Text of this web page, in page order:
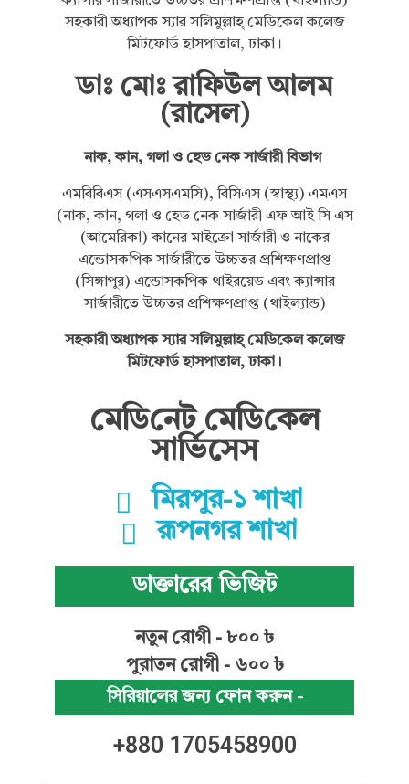
ডাঃ মোঃ রাফিউল আলম
(রাসেল)
নাক, কান, গলা ও হেড নেক সার্জারী বিভাগ
এমবিবিএস (এসএসএমসি), বিসিএস (স্বাস্থ্য) এমএস
(নাক, কান, গলা ও হেড নেক সার্জারী এফ আই সি এস
(আমেরিকা) কানের মাইক্রো সার্জারী ও নাকের
এন্ডোসকপিক সার্জারীতে উচ্চতর প্রশিক্ষণপ্রাপ্ত
(সিঙ্গাপুর) এন্ডোসকপিক থাইরয়েড এবং ক্যান্সার
সার্জারীতে উচ্চতর প্রশিক্ষণপ্রাপ্ত (থাইল্যান্ড)
সহকারী অধ্যাপক স্যার সলিমুল্লাহ্ মেডিকেল কলেজ
মিটফোর্ড হাসপাতাল, ঢাকা।
মে‌ডি‌নেট মে‌ডি‌কেল
সা‌র্ভিসেস
মিরপুর-১ শাখা
রূপনগর শাখা
ডাক্তারের ভিজিট
নতুন রোগী - ৮০০ ৳
পুরাতন রোগী - ৬০০ ৳
সিরিয়ালের জন্য ফোন করুন -
+880 1705458900